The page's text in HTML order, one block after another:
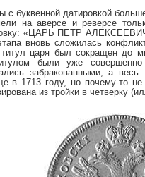
с буквенной датировкой
на аверсе и реверсе
«ЦАРЬ ПЕТР
вновь сложилась
титул царя был сокращен до
были уже
забракованными, а
в 1713 году, но почему-то
из тройки в четверку